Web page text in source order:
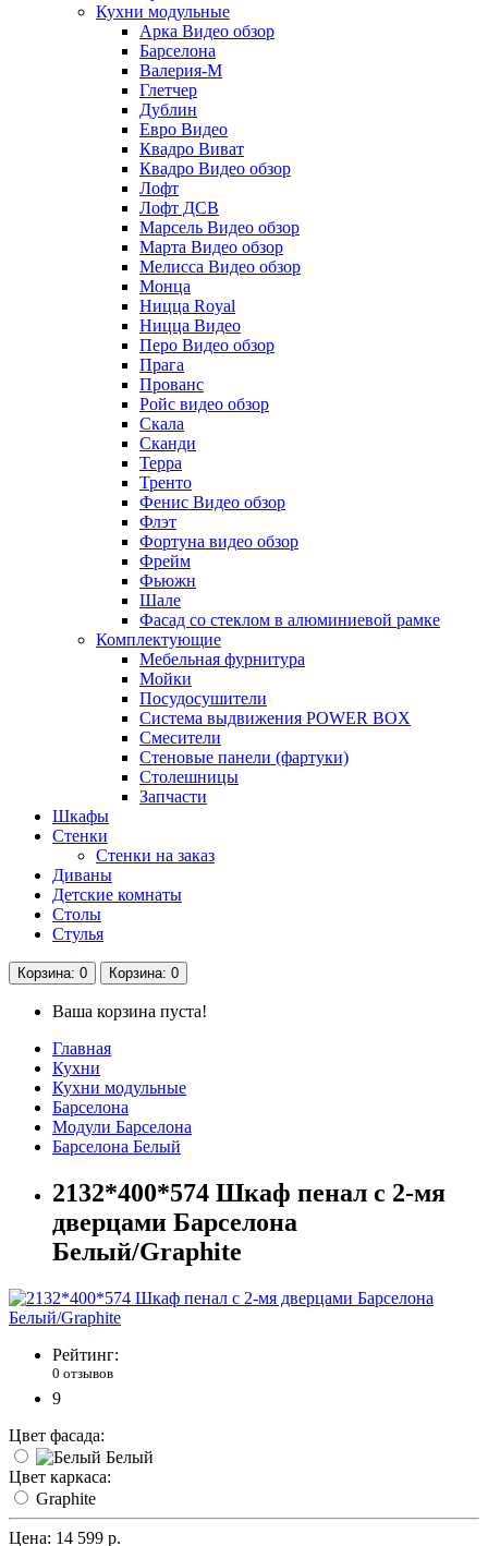
Кухни модульные
Арка Видео обзор
Барселона
Валерия-М
Глетчер
Дублин
Евро Видео
Квадро Виват
Квадро Видео обзор
Лофт
Лофт ДСВ
Марсель Видео обзор
Марта Видео обзор
Мелисса Видео обзор
Монца
Ницца Royal
Ницца Видео
Перо Видео обзор
Прага
Прованс
Ройс видео обзор
Скала
Сканди
Терра
Тренто
Фенис Видео обзор
Флэт
Фортуна видео обзор
Фрейм
Фьюжн
Шале
Фасад со стеклом в алюминиевой рамке
Комплектующие
Мебельная фурнитура
Мойки
Посудосушители
Система выдвижения POWER BOX
Смесители
Стеновые панели (фартуки)
Столешницы
Запчасти
Шкафы
Стенки
Стенки на заказ
Диваны
Детские комнаты
Столы
Стулья
Корзина: 0 Корзина: 0
Ваша корзина пуста!
Главная
Кухни
Кухни модульные
Барселона
Модули Барселона
Барселона Белый
2132*400*574 Шкаф пенал с 2-мя
дверцами Барселона
Белый/Graphite
Рейтинг:
0 отзывов
9
Цвет фасада:
Белый
Цвет каркаса:
Graphite
Цена: 14 599 р.